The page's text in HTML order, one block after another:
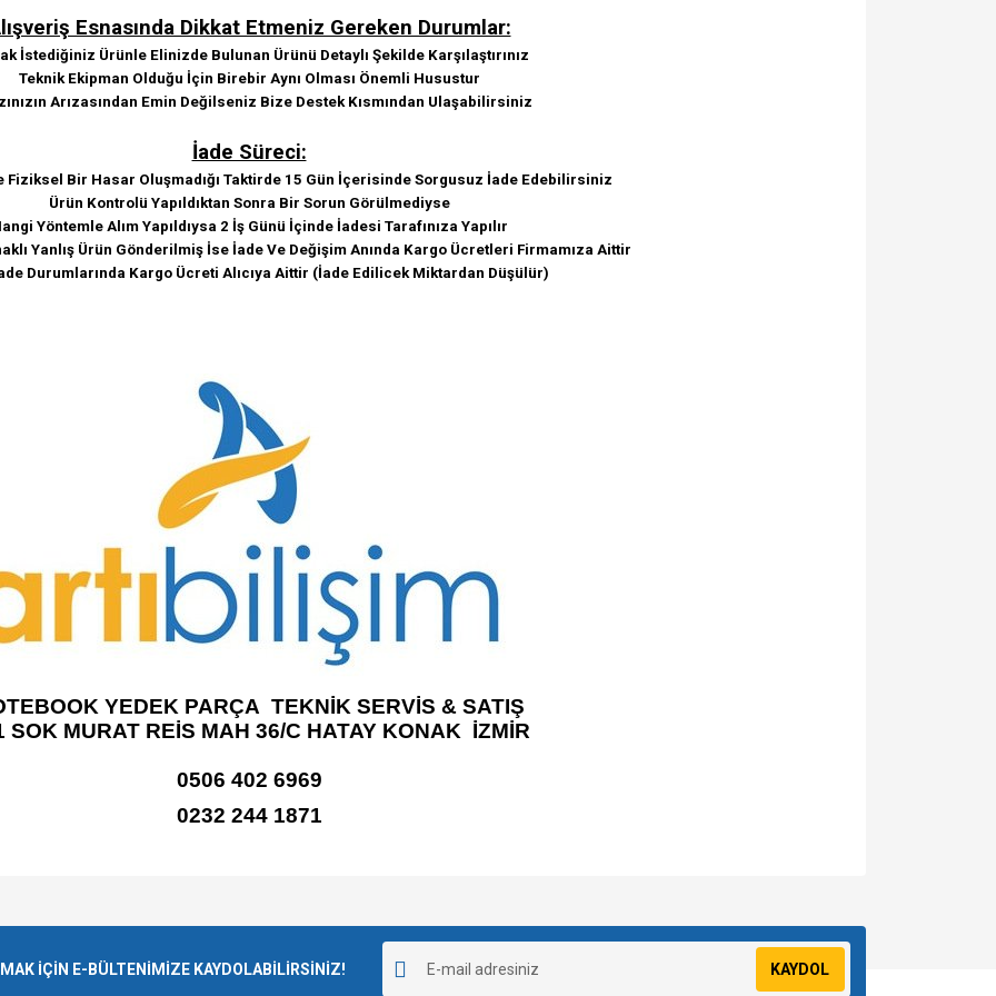
Esnasında Dikkat Etmeniz Gereken Durumlar:
İstediğiniz Ürünle Elinizde Bulunan Ürünü Detaylı Şekilde Karşılaştırınız
Teknik Ekipman Olduğu İçin Birebir Aynı Olması Önemli Husustur
Arızasından Emin Değilseniz Bize Destek Kısmından Ulaşabilirsiniz
İade Süreci:
Fiziksel Bir Hasar Oluşmadığı Taktirde 15 Gün İçerisinde Sorgusuz İade Edebilirsiniz
Ürün Kontrolü Yapıldıktan Sonra Bir Sorun Görülmediyse
Yöntemle Alım Yapıldıysa 2 İş Günü İçinde İadesi Tarafınıza Yapılır
Yanlış Ürün Gönderilmiş İse İade Ve Değişim Anında Kargo Ücretleri Firmamıza Aittir
Durumlarında Kargo Ücreti Alıcıya Aittir (İade Edilicek Miktardan Düşülür)
YEDEK PARÇA TEKNİK SERVİS & SATIŞ
SOK MURAT REİS MAH 36/C HATAY KONAK İZMİR
0506 402 6969
0232 244 1871
İÇİN E-BÜLTENİMİZE KAYDOLABİLİRSİNİZ! KAYDOL